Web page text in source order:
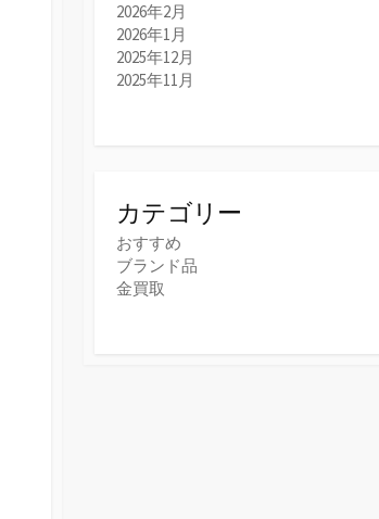
2026年2月
2026年1月
2025年12月
2025年11月
カテゴリー
おすすめ
ブランド品
金買取